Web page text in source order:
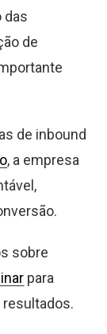
das
de
de inbound
, a empresa
sobre
para